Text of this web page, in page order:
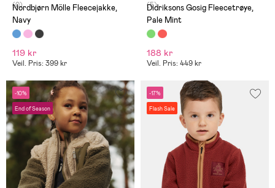
(0)
Nordbjørn Mölle Fleecejakke,
Navy
119 kr
Veil. Pris: 399 kr
(5)
Didriksons Gosig Fleecetrøye,
Pale Mint
188 kr
Veil. Pris: 449 kr
-10%
End of Season
-17%
Flash Sale